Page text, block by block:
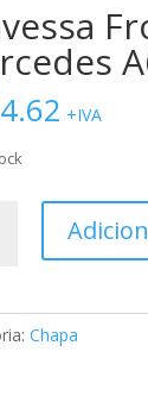
+IVA
Chapa